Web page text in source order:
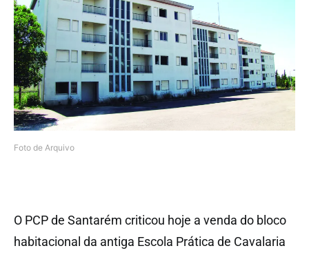
Foto de Arquivo
O PCP de Santarém criticou hoje a venda do bloco
habitacional da antiga Escola Prática de Cavalaria